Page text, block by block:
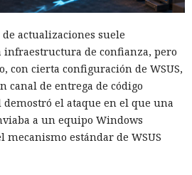
actualizaciones suele
infraestructura de confianza, pero
con cierta configuración de WSUS,
canal de entrega de código
demostró el ataque en el que una
a un equipo Windows
mecanismo estándar de WSUS